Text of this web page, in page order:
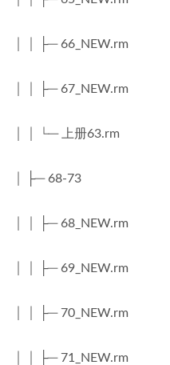
│ │ ├─ 66_NEW.rm
│ │ ├─ 67_NEW.rm
│ │ └─ 上册63.rm
│ ├─ 68-73
│ │ ├─ 68_NEW.rm
│ │ ├─ 69_NEW.rm
│ │ ├─ 70_NEW.rm
│ │ ├─ 71_NEW.rm